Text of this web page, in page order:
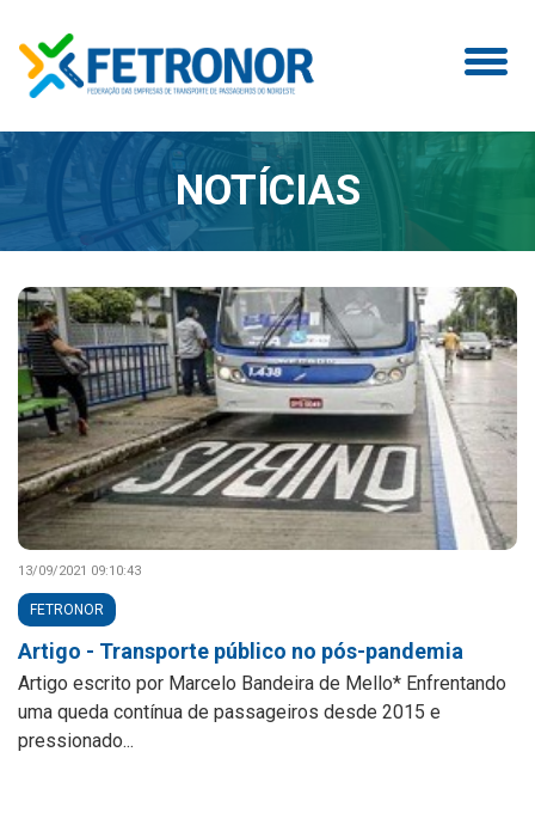
NOTÍCIAS
13/09/2021 09:10:43
FETRONOR
Artigo - Transporte público no pós-pandemia
Artigo escrito por Marcelo Bandeira de Mello* Enfrentando
uma queda contínua de passageiros desde 2015 e
pressionado...